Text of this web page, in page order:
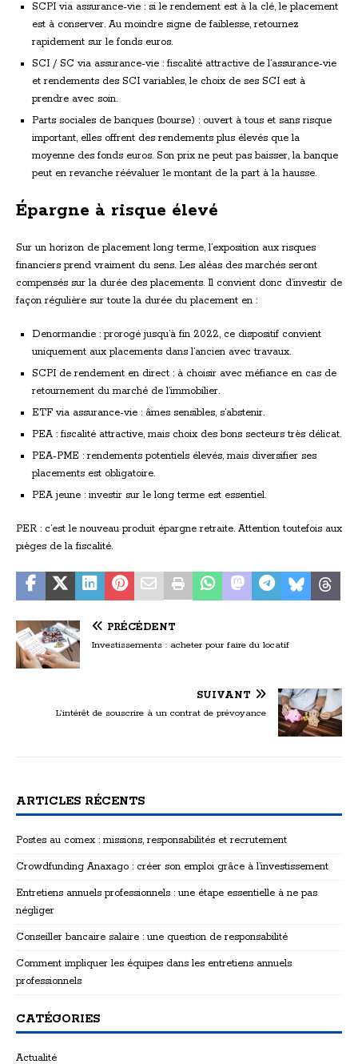
SCPI via assurance-vie : si le rendement est à la clé, le placement
est à conserver. Au moindre signe de faiblesse, retournez
rapidement sur le fonds euros.
SCI / SC via assurance-vie : fiscalité attractive de l’assurance-vie
et rendements des SCI variables, le choix de ses SCI est à
prendre avec soin.
Parts sociales de banques (bourse) : ouvert à tous et sans risque
important, elles offrent des rendements plus élevés que la
moyenne des fonds euros. Son prix ne peut pas baisser, la banque
peut en revanche réévaluer le montant de la part à la hausse.
Épargne à risque élevé
Sur un horizon de placement long terme, l’exposition aux risques
financiers prend vraiment du sens. Les aléas des marchés seront
compensés sur la durée des placements. Il convient donc d’investir de
façon régulière sur toute la durée du placement en :
Denormandie : prorogé jusqu’à fin 2022, ce dispositif convient
uniquement aux placements dans l’ancien avec travaux.
SCPI de rendement en direct : à choisir avec méfiance en cas de
retournement du marché de l’immobilier.
ETF via assurance-vie : âmes sensibles, s’abstenir.
PEA : fiscalité attractive, mais choix des bons secteurs très délicat.
PEA-PME : rendements potentiels élevés, mais diversifier ses
placements est obligatoire.
PEA jeune : investir sur le long terme est essentiel.
PER : c’est le nouveau produit épargne retraite. Attention toutefois aux
pièges de la fiscalité.
PRÉCÉDENT
Investissements : acheter pour faire du locatif
SUIVANT
L’intérêt de souscrire à un contrat de prévoyance
ARTICLES RÉCENTS
Postes au comex : missions, responsabilités et recrutement
Crowdfunding Anaxago : créer son emploi grâce à l’investissement
Entretiens annuels professionnels : une étape essentielle à ne pas
négliger
Conseiller bancaire salaire : une question de responsabilité
Comment impliquer les équipes dans les entretiens annuels
professionnels
CATÉGORIES
Actualité